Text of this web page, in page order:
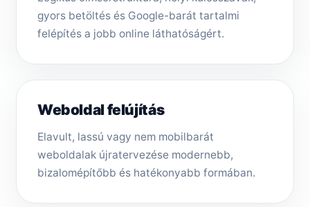
gyors betöltés és Google-barát tartalmi
felépítés a jobb online láthatóságért.
Weboldal felújítás
Elavult, lassú vagy nem mobilbarát
weboldalak újratervezése modernebb,
bizalomépítőbb és hatékonyabb formában.